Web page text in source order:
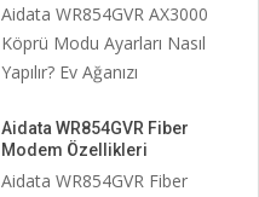
Aidata WR854GVR AX3000
Köprü Modu Ayarları Nasıl
Yapılır? Ev Ağanızı
Aidata WR854GVR Fiber
Modem Özellikleri
Aidata WR854GVR Fiber